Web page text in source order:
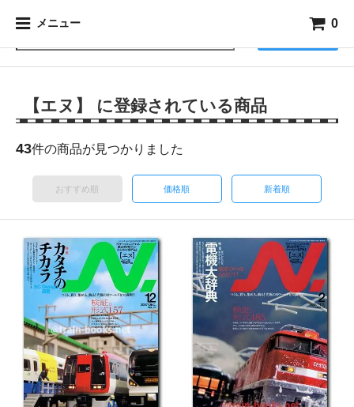
メニュー 0
【エヌ】 に登録されている商品
43件の商品が見つかりました
おすすめ順 価格順 新着順